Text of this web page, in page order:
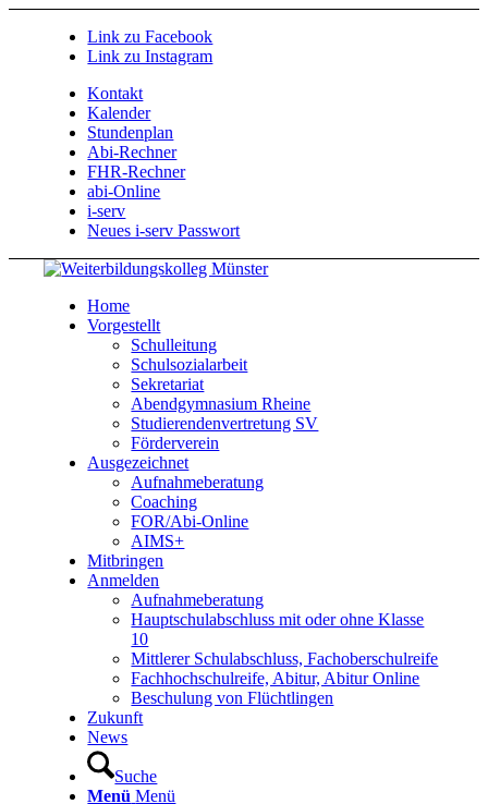
Link zu Facebook
Link zu Instagram
Kontakt
Kalender
Stundenplan
Abi-Rechner
FHR-Rechner
abi-Online
i-serv
Neues i-serv Passwort
Home
Vorgestellt
Schulleitung
Schulsozialarbeit
Sekretariat
Abendgymnasium Rheine
Studierendenvertretung SV
Förderverein
Ausgezeichnet
Aufnahmeberatung
Coaching
FOR/Abi-Online
AIMS+
Mitbringen
Anmelden
Aufnahmeberatung
Hauptschulabschluss mit oder ohne Klasse
10
Mittlerer Schulabschluss, Fachoberschulreife
Fachhochschulreife, Abitur, Abitur Online
Beschulung von Flüchtlingen
Zukunft
News
Suche
Menü Menü